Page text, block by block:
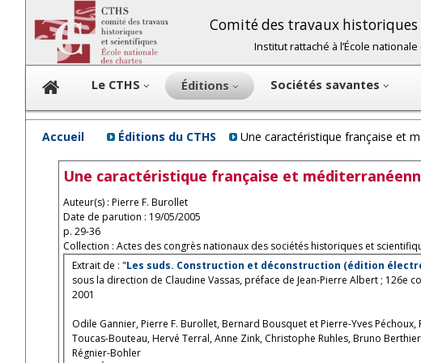
Comité des travaux
Institut rattaché à l’École
Le CTHS Éditions Sociétés savantes
Accueil Éditions du CTHS Une caractéristique française et
Une caractéristique française et
Auteur(s) : Pierre F. Burollet
Date de parution : 19/05/2005
p. 29-36
Collection : Actes des congrès nationaux des sociétés historiques et
Extrait de : "Les suds. Construction et déconstruction (édition
sous la direction de Claudine Vassas, préface de Jean-Pierre Albert ;
2001
Odile Gannier, Pierre F. Burollet, Bernard Bousquet et Pierre-Yves Péchoux, Paul Gonnet,
Toucas-Bouteau, Hervé Terral, Anne Zink, Christophe Ruhles, Bruno Berthier, Frédéric Duhart, Isabelle
Régnier-Bohler